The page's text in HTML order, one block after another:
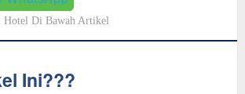
Hotel Di Bawah Artikel
Ini???